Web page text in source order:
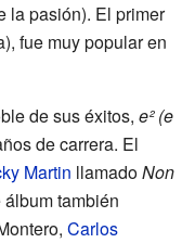
la pasión). El primer
fue muy popular en
de sus éxitos, e² (e
de carrera. El
Martin llamadoNon
también
Carlos